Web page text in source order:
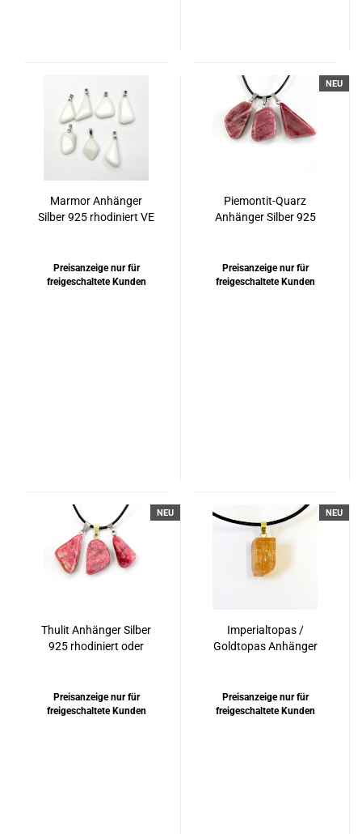
Marmor Anhänger
Silber 925 rhodiniert VE
Preisanzeige nur für
freigeschaltete Kunden
NEU
Piemontit-Quarz
Anhänger Silber 925
Preisanzeige nur für
freigeschaltete Kunden
NEU
Thulit Anhänger Silber
925 rhodiniert oder
Preisanzeige nur für
freigeschaltete Kunden
NEU
Imperialtopas /
Goldtopas Anhänger
Preisanzeige nur für
freigeschaltete Kunden